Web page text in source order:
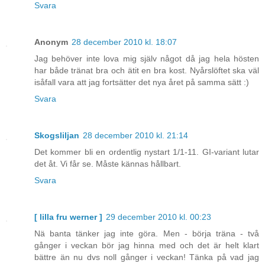
Svara
Anonym 28 december 2010 kl. 18:07
Jag behöver inte lova mig själv något då jag hela hösten
har både tränat bra och ätit en bra kost. Nyårslöftet ska väl
isåfall vara att jag fortsätter det nya året på samma sätt :)
Svara
Skogsliljan 28 december 2010 kl. 21:14
Det kommer bli en ordentlig nystart 1/1-11. GI-variant lutar
det åt. Vi får se. Måste kännas hållbart.
Svara
[ lilla fru werner ] 29 december 2010 kl. 00:23
Nä banta tänker jag inte göra. Men - börja träna - två
gånger i veckan bör jag hinna med och det är helt klart
bättre än nu dvs noll gånger i veckan! Tänka på vad jag